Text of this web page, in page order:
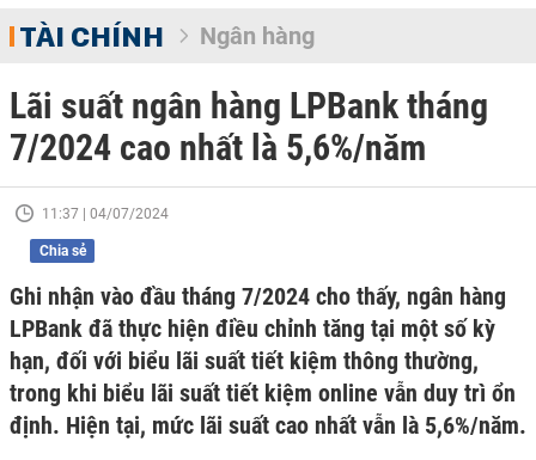
TÀI CHÍNH Ngân hàng
Lãi suất ngân hàng LPBank tháng
7/2024 cao nhất là 5,6%/năm
11:37 | 04/07/2024
Chia sẻ
Ghi nhận vào đầu tháng 7/2024 cho thấy, ngân hàng
LPBank đã thực hiện điều chỉnh tăng tại một số kỳ
hạn, đối với biểu lãi suất tiết kiệm thông thường,
trong khi biểu lãi suất tiết kiệm online vẫn duy trì ổn
định. Hiện tại, mức lãi suất cao nhất vẫn là 5,6%/năm.